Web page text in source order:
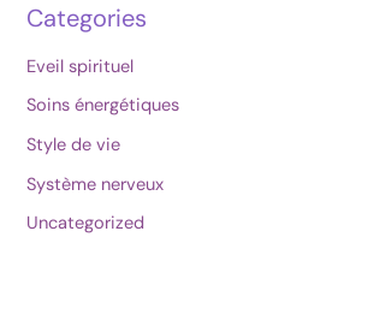
Categories
Eveil spirituel
Soins énergétiques
Style de vie
Système nerveux
Uncategorized